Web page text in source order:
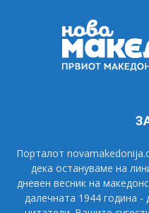
Порталот
дека остануваме на
дневен весник на
далечната 1944 година